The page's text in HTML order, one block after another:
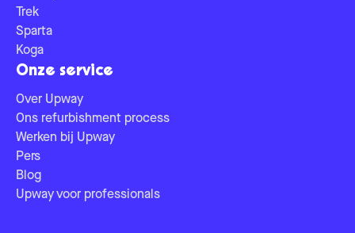
Trek
Sparta
Koga
Onze service
Over Upway
Ons refurbishment process
Werken bij Upway
Pers
Blog
Upway voor professionals